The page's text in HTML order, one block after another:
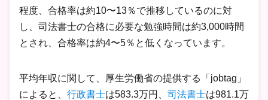
程度、合格率は約10〜13％で推移しているのに対
し、司法書士の合格に必要な勉強時間は約3,000時間
とされ、合格率は約4〜5％と低くなっています。
平均年収に関して、厚生労働省の提供する「jobtag」
によると、 行政書士は583.3万円、 司法書士は981.1万